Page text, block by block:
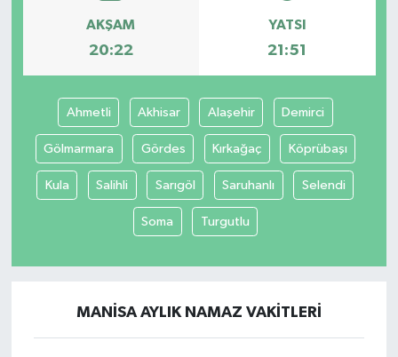
AKŞAM
20:22
YATSI
21:51
Ahmetli Akhisar Alaşehir Demirci
Gölmarmara Gördes Kırkağaç Köprübaşı
Kula Salihli Sarıgöl Saruhanlı Selendi
Soma Turgutlu
MANISA AYLIK NAMAZ VAKITLERI